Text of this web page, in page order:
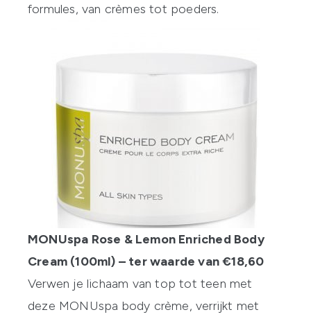
formules, van crèmes tot poeders.
MONUspa Rose & Lemon Enriched Body
Cream (100ml) – ter waarde van €18,60
Verwen je lichaam van top tot teen met
deze MONUspa body crème, verrijkt met